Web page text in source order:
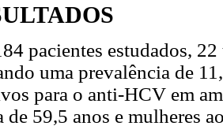
pacientes estudados,
uma prevalência de
para o anti-HCV em
de 59,5 anos e mulheres